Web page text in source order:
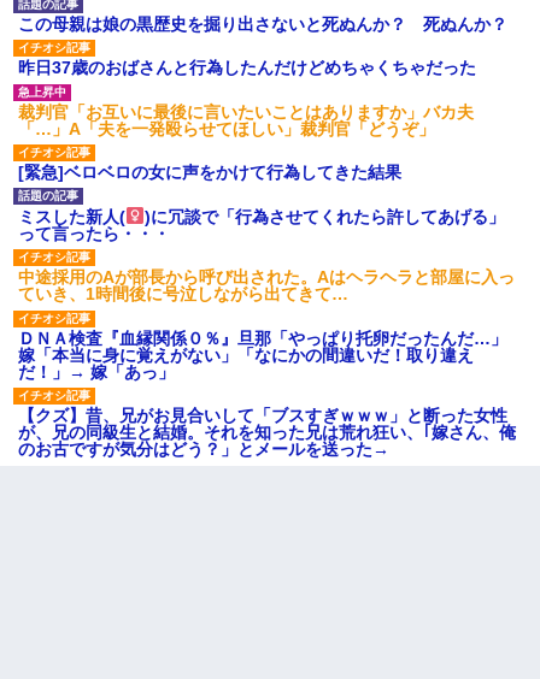
この母親は娘の黒歴史を掘り出さないと死ぬんか？ 死ぬんか？
昨日37歳のおばさんと行為したんだけどめちゃくちゃだった
裁判官「お互いに最後に言いたいことはありますか」バカ夫
「…」A「夫を一発殴らせてほしい」裁判官「どうぞ」
[緊急]ベロベロの女に声をかけて行為してきた結果
ミスした新人(
)に冗談で「行為させてくれたら許してあげる」
って言ったら・・・
中途採用のAが部長から呼び出された。Aはヘラヘラと部屋に入っ
ていき、1時間後に号泣しながら出てきて…
ＤＮＡ検査『血縁関係０％』旦那「やっぱり托卵だったんだ…」
嫁「本当に身に覚えがない」「なにかの間違いだ！取り違え
だ！」→ 嫁「あっ」
【クズ】昔、兄がお見合いして「ブスすぎｗｗｗ」と断った女性
が、兄の同級生と結婚。それを知った兄は荒れ狂い、｢嫁さん、俺
のお古ですが気分はどう？」とメールを送った→